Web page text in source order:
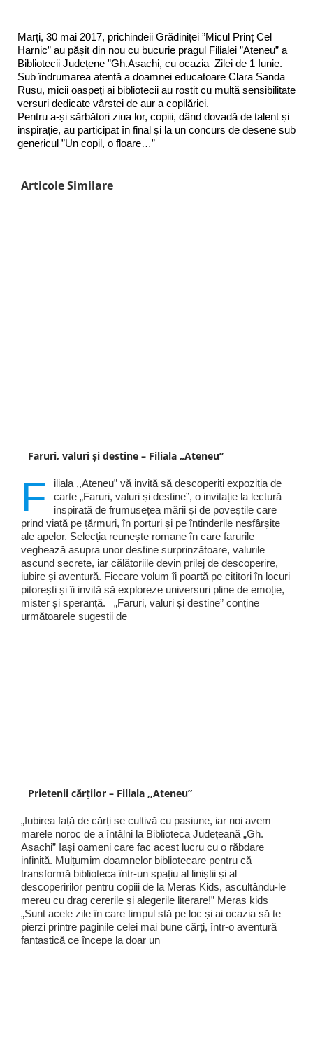
Marți, 30 mai 2017, prichindeii Grădiniței ”Micul Prinț Cel
Harnic” au pășit din nou cu bucurie pragul Filialei ”Ateneu” a
Bibliotecii Județene ”Gh.Asachi, cu ocazia Zilei de 1 Iunie.
Sub îndrumarea atentă a doamnei educatoare Clara Sanda
Rusu, micii oaspeți ai bibliotecii au rostit cu multă sensibilitate
versuri dedicate vârstei de aur a copilăriei.
Pentru a-și sărbători ziua lor, copiii, dând dovadă de talent și
inspirație, au participat în final și la un concurs de desene sub
genericul ”Un copil, o floare…”
Articole Similare
Faruri, valuri și destine – Filiala „Ateneu”
F
iliala ,,Ateneu” vă invită să descoperiți expoziția de
carte „Faruri, valuri și destine”, o invitație la lectură
inspirată de frumusețea mării și de poveștile care
prind viață pe țărmuri, în porturi și pe întinderile nesfârșite
ale apelor. Selecția reunește romane în care farurile
veghează asupra unor destine surprinzătoare, valurile
ascund secrete, iar călătoriile devin prilej de descoperire,
iubire și aventură. Fiecare volum îi poartă pe cititori în locuri
pitorești și îi invită să exploreze universuri pline de emoție,
mister și speranță. „Faruri, valuri și destine” conține
următoarele sugestii de
Prietenii cărților – Filiala ,,Ateneu”
„Iubirea față de cărți se cultivă cu pasiune, iar noi avem
marele noroc de a întâlni la Biblioteca Județeană „Gh.
Asachi” Iași oameni care fac acest lucru cu o răbdare
infinită. Mulțumim doamnelor bibliotecare pentru că
transformă biblioteca într-un spațiu al liniștii și al
descoperirilor pentru copiii de la Meras Kids, ascultându-le
mereu cu drag cererile și alegerile literare!” Meras kids
„Sunt acele zile în care timpul stă pe loc și ai ocazia să te
pierzi printre paginile celei mai bune cărți, într-o aventură
fantastică ce începe la doar un